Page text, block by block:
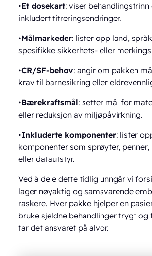
•Et dosekart: viser behandlingstrinn
inkludert titreringsendringer.
•Målmarkeder: lister opp land,
spesifikke sikkerhets- eller
•CR/SF-behov: angir om pakken
krav til barnesikring eller
•Bærekraftsmål: setter mål for
eller reduksjon av miljøpåvirkning.
•Inkluderte komponenter: lister
komponenter som sprøyter, penner,
eller datautstyr.
Ved å dele dette tidlig unngår vi
lager nøyaktig og samsvarende
raskere. Hver pakke hjelper en
bruke sjeldne behandlinger trygt og
tar det ansvaret på alvor.